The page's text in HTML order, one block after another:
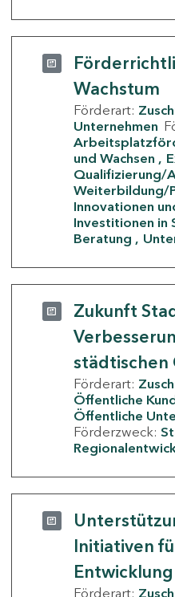
Wachstum
Förderart:
Unternehmen
und Wachsen
Qualifizierung/
Weiterbildung/
Innovationen
Investitionen in
Beratung
Zukunft
städtischen
Förderart:
Öffentliche
Öffentliche
Förderzweck:
Initiativen
Entwicklung
Förderart: